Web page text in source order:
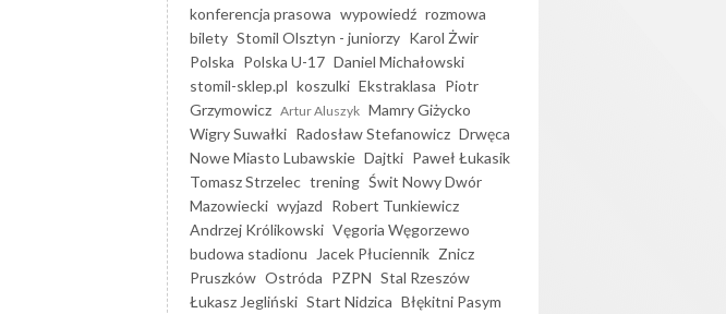
konferencja prasowa wypowiedź rozmowa
bilety Stomil Olsztyn - juniorzy Karol Żwir
Polska Polska U-17 Daniel Michałowski
stomil-sklep.pl koszulki Ekstraklasa Piotr
Grzymowicz Artur Aluszyk Mamry Giżycko
Wigry Suwałki Radosław Stefanowicz Drwęca
Nowe Miasto Lubawskie Dajtki Paweł Łukasik
Tomasz Strzelec trening Świt Nowy Dwór
Mazowiecki wyjazd Robert Tunkiewicz
Andrzej Królikowski Vęgoria Węgorzewo
budowa stadionu
Jacek Płuciennik Znicz
Pruszków Ostróda PZPN Stal Rzeszów
Łukasz Jegliński Start Nidzica Błękitni Pasym